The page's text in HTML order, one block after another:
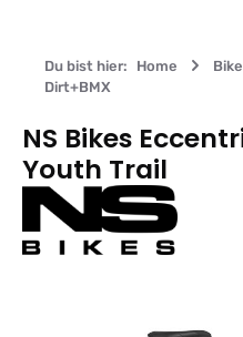
Du bist hier: Home
Dirt+BMX
NS Bikes
Youth Trail